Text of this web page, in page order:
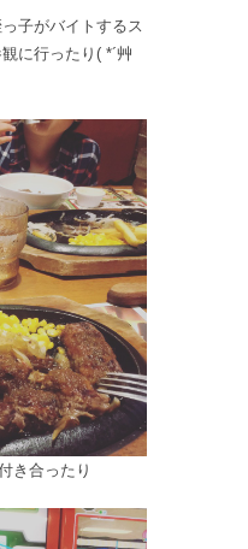
子がバイトするス
に行ったり( *´艸
き合ったり